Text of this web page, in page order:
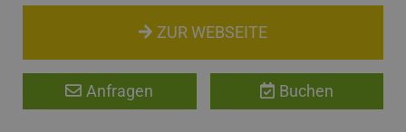
ZUR WEBSEITE
Anfragen Buchen